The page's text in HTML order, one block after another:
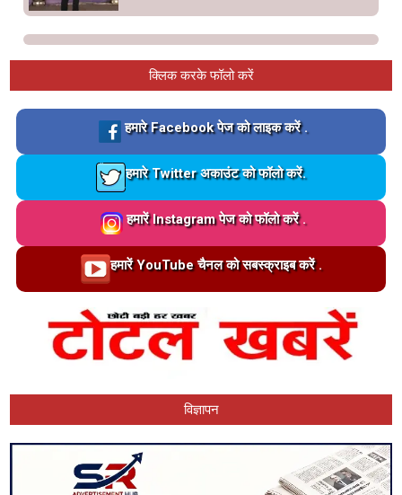
क्लिक करके फॉलो करें
Loading…
हमारे Facebook पेज को लाइक करें .
Loading…
हमारे Twitter अकाउंट को फॉलो करें.
Loading…
हमारें Instagram पेज को फॉलो करें .
Loading…
हमारें YouTube चैनल को सबस्क्राइब करें .
विज्ञापन